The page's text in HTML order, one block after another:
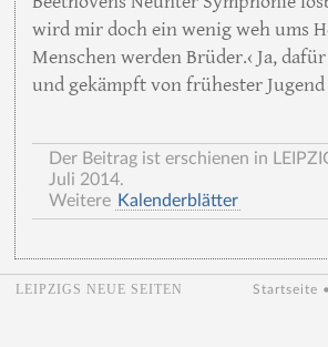
wird mir doch ein wenig weh ums
Menschen werden Brüder.‹ Ja,
und gekämpft von frühester Jugend
Der Beitrag ist erschienen in
Juli 2014.
Weitere Kalenderblätter
LEIPZIGS NEUE SEITEN Startseite •